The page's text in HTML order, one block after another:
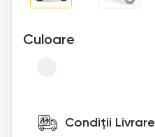
Culoare
Condiții Livrare